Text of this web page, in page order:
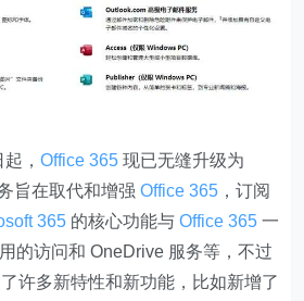
起，Office 365 现已无缝升级为
旨在取代和增强Office 365 ，订阅
365 的核心功能与Office 365 一
的访问和 OneDrive 服务等，不过
许多新特性和新功能，比如新增了